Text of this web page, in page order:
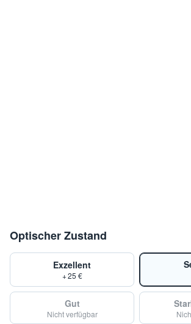
Optischer Zustand
Exzellent
+ 25 €
Gut
Nicht verfügbar